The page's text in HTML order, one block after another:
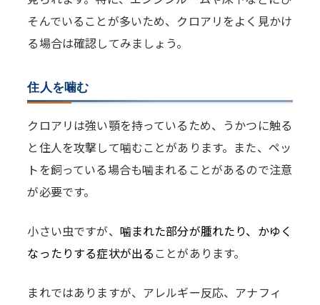
そんでいることが多いため、クロアリをよく見かけ
る場合は確認してみましょう。
住人を噛む
クロアリは強い顎を持っているため、うかつに触る
と住人を攻撃して噛むことがあります。また、ペッ
トを飼っている場合も噛まれることがあるので注意
が必要です。
小さい虫ですが、 噛まれた部分が腫れたり、かゆく
なったりする症状が出る ことがあります。
まれではありますが、アレルギー反応、アナフィ